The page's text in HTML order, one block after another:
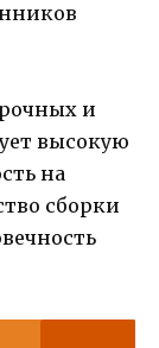
и
высокую
на
сборки